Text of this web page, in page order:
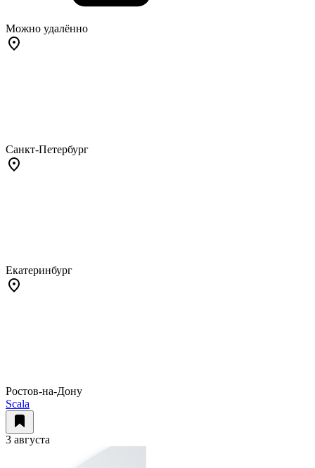
Можно удалённо
Санкт-Петербург
Екатеринбург
Ростов-на-Дону
Scala
3 августа